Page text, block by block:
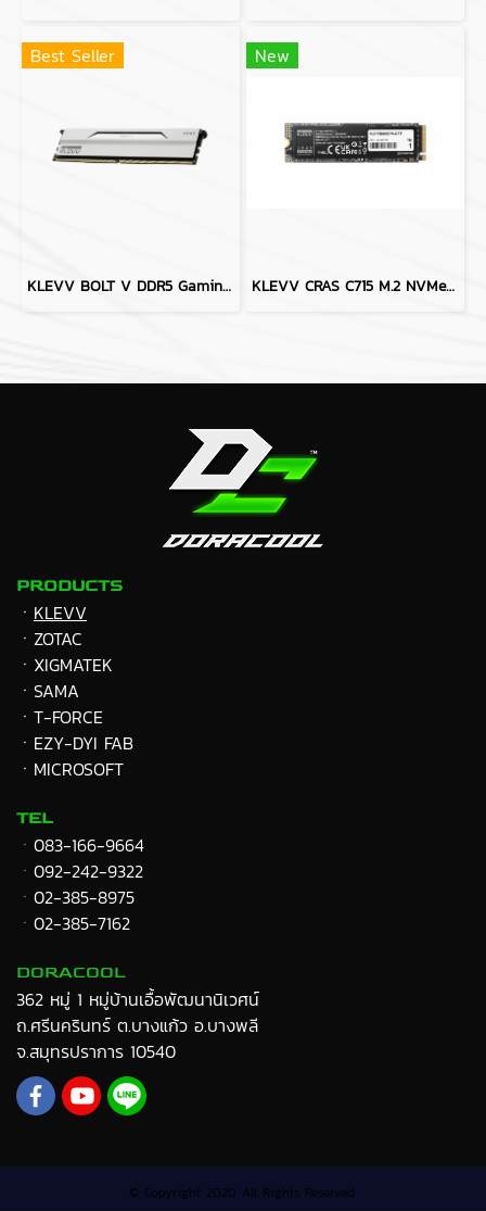
Best Seller
KLEVV BOLT V DDR5 Gaming OC Memory - 64GB (32GBx2) 6000MHZ PURE WHITE
New
KLEVV CRAS C715 M.2 NVMe PCIe Gen3X4 SSD - 512GB
PRODUCTS
ㆍ KLEVV
ㆍZOTAC
ㆍXIGMATEK
ㆍ SAMA
ㆍT-FORCE
ㆍEZY-DYI FAB
ㆍMICROSOFT
TEL
ㆍ 083-166-9664
ㆍ 092-242-9322
ㆍ 02-385-8975
ㆍ 02-385-7162
DORACOOL
362 หมู่ 1 หมู่บ้านเอื้อพัฒนานิเวศน์
ถ.ศรีนครินทร์ ต.บางแก้ว อ.บางพลี
จ.สมุทรปราการ 10540
© Copyright 2020 All Rights Reserved.